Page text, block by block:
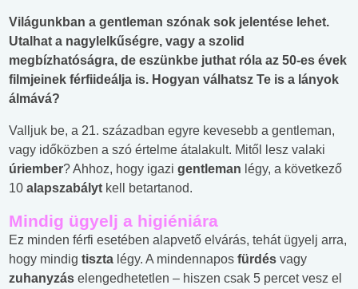
Világunkban a gentleman szónak sok jelentése lehet.
Utalhat a nagylelkűségre, vagy a szolid
megbízhatóságra, de eszünkbe juthat róla az 50-es évek
filmjeinek férfiideálja is. Hogyan válhatsz Te is a lányok
álmává?
Valljuk be, a 21. században egyre kevesebb a gentleman,
vagy időközben a szó értelme átalakult. Mitől lesz valaki
úriember? Ahhoz, hogy igazi gentleman légy, a következő
10 alapszabályt kell betartanod.
Mindig ügyelj a higiéniára
Ez minden férfi esetében alapvető elvárás, tehát ügyelj arra,
hogy mindig tiszta légy. A mindennapos fürdés vagy
zuhanyzás elengedhetetlen – hiszen csak 5 percet vesz el